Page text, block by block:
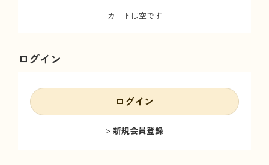
カートは空です
ログイン
ログイン
新規会員登録